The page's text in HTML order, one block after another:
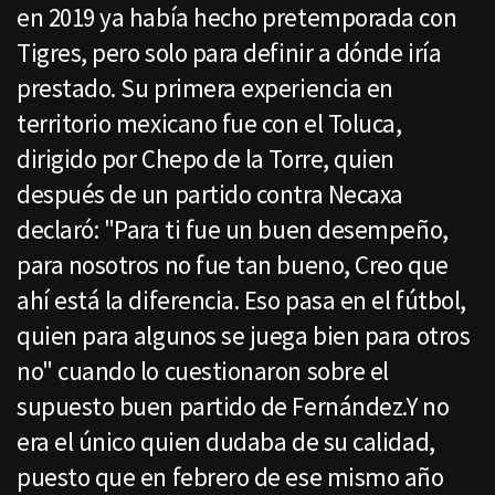
en 2019 ya había hecho pretemporada con
Tigres, pero solo para definir a dónde iría
prestado. Su primera experiencia en
territorio mexicano fue con el Toluca,
dirigido por Chepo de la Torre, quien
después de un partido contra Necaxa
declaró: "Para ti fue un buen desempeño,
para nosotros no fue tan bueno, Creo que
ahí está la diferencia. Eso pasa en el fútbol,
quien para algunos se juega bien para otros
no" cuando lo cuestionaron sobre el
supuesto buen partido de Fernández.Y no
era el único quien dudaba de su calidad,
puesto que en febrero de ese mismo año